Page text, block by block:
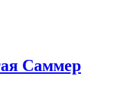
Саммер